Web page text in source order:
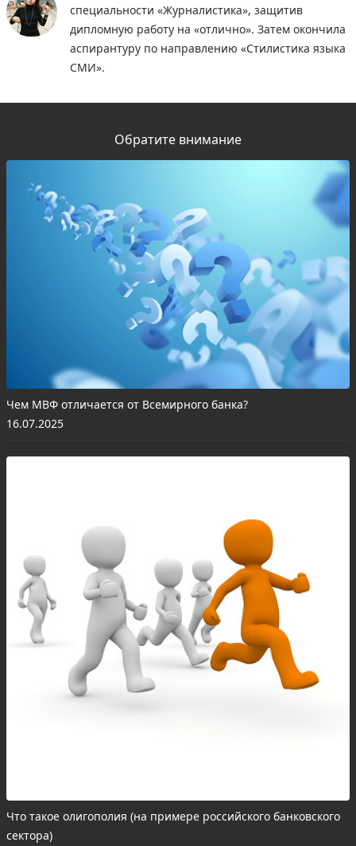
специальности «Журналистика», защитив
дипломную работу на «отлично». Затем окончила
аспирантуру по направлению «Стилистика языка
СМИ».
Обратите внимание
Чем МВФ отличается от Всемирного банка?
16.07.2025
Что такое олигополия (на примере российского банковского
сектора)